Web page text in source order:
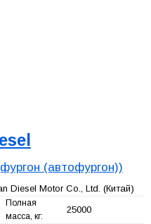
(автофургон))
Diesel Motor Co., Ltd. (Китай)
Полная
масса, кг:
25000